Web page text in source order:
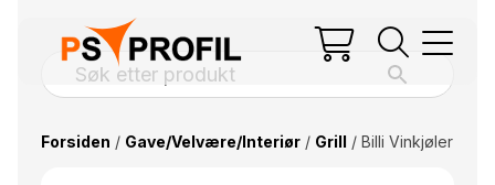
Forsiden / Gave/Velvære/Interiør/ Grill / Billi Vinkjøler